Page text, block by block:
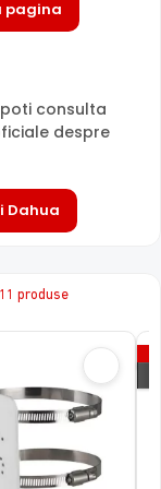
in momentul
2.8 mm,
pagina
consulta
despre
Dahua
produse